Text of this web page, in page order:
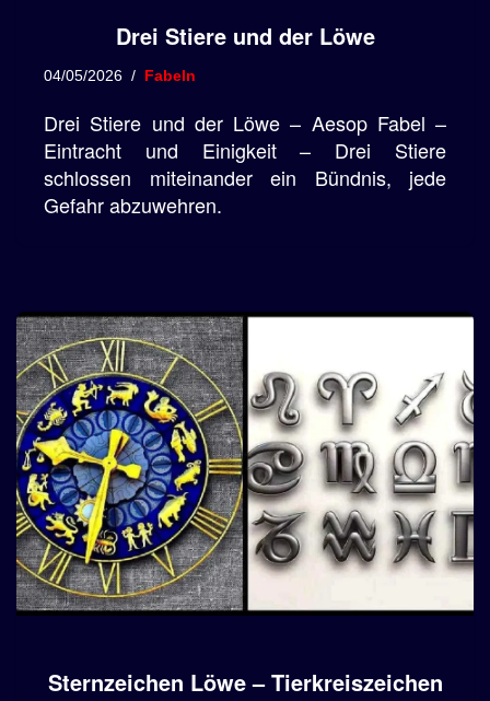
Drei Stiere und der Löwe
04/05/2026 Fabeln
Drei Stiere und der Löwe – Aesop Fabel –
Eintracht und Einigkeit – Drei Stiere
schlossen miteinander ein Bündnis, jede
Gefahr abzuwehren.
Sternzeichen Löwe – Tierkreiszeichen